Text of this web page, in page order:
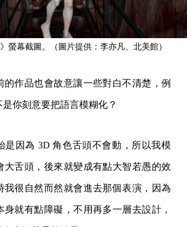
螢幕截圖。（圖片提供：李亦凡、北美館）
的作品也會故意讓一些對白不清楚，例
你刻意要把語言模糊化？
是因為 3D 角色舌頭不會動，所以我模
大舌頭，後來就變成有點大智若愚的效
我很自然而然就會進去那個表演，因為
身就有點障礙，不用再多一層去設計，